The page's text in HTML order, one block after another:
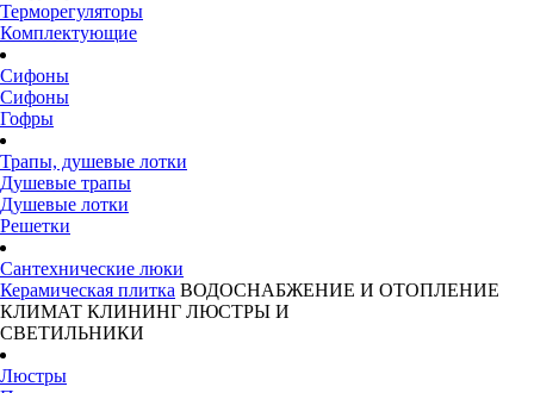
Терморегуляторы
Комплектующие
Сифоны
Сифоны
Гофры
Трапы, душевые лотки
Душевые трапы
Душевые лотки
Решетки
Сантехнические люки
Керамическая плитка ВОДОСНАБЖЕНИЕ И ОТОПЛЕНИЕ
КЛИМАТ КЛИНИНГ ЛЮСТРЫ И
СВЕТИЛЬНИКИ
Люстры